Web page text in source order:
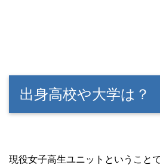
出身高校や大学は？
現役女子高生ユニットということ